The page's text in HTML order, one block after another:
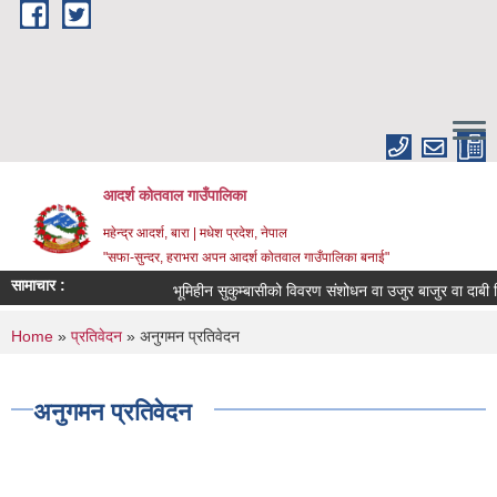
Skip to main content
आदर्श कोतवाल गाउँपालिका
महेन्द्र आदर्श, बारा | मधेश प्रदेश, नेपाल
"सफा-सुन्दर, हराभरा अपन आदर्श कोतवाल गाउँपालिका बनाई"
सामाचार : भूमिहीन सुकुम्बासीको विवरण संशोधन वा उजुर बाजुर वा दाबी
You are here
Home » प्रतिवेदन » अनुगमन प्रतिवेदन
अनुगमन प्रतिवेदन